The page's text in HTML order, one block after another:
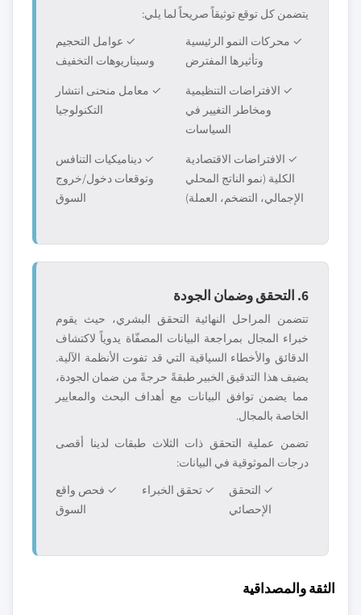
يتضمن كل توقع توثيقاً صريحاً لما يلي:
✓ محركات النمو الرئيسية
وتأثيرها المفترض
✓ عوامل التحجيم
وسيناريوهات التخفيف
✓ الافتراضات التنظيمية
ومخاطر التغيير في
السياسات
✓ معامل منحنى انتشار
التكنولوجيا
✓ الافتراضات الاقتصادية
الكلية (نمو الناتج المحلي
الإجمالي، التضخم، العملة)
✓ ديناميكيات التنافس
وتوقعات دخول/خروج
السوق
6. التحقق وضمان الجودة
تتضمن المراحل النهائية التحقق البشري، حيث يقوم
خبراء المجال بمراجعة البيانات المصفّاة يدوياً لاكتشاف
الدقائق والأخطاء السياقية التي قد تفوت الأنظمة الآلية.
يضيف هذا التدقيق الخبير طبقةً حرجةً من ضمان الجودة،
مما يضمن توافق البيانات مع أهداف البحث والمعايير
الخاصة بالمجال.
تضمن عملية التحقق ذات الثلاث طبقات لدينا أقصى
درجات الموثوقية في البيانات:
✓ التحقق
الإحصائي
✓ تحقق الخبراء
✓ فحص واقع
السوق
الثقة والمصداقية